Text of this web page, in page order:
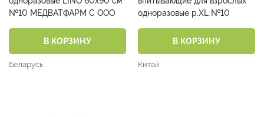
№10 МЕДВАТФАРМ С ООО
В КОРЗИНУ
Беларусь
одноразовые р.XL №10
В КОРЗИНУ
Китай